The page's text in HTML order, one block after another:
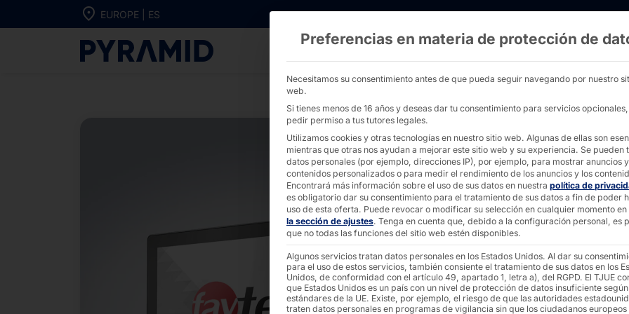
Ir directamente al contenido
EUROPE | ES
PC táctiles ARM S905D3 de 10" a 27" con marco de aluminio
PC
Tamaños de pantalla
10,1″, 15,6″, 21″, 24″,
Preferencias en materia de protección de
Necesitamos su consentimiento antes de que pueda seguir navegando por nuestro
web.
Si tienes menos de 16 años y deseas dar tu consentimiento para servicios
pedir permiso a tus tutores legales.
Utilizamos cookies y otras tecnologías en nuestro sitio web. Algunas de ellas son
mientras que otras nos ayudan a mejorar este sitio web y su experiencia. Se pueden
datos personales (por ejemplo, direcciones IP), por ejemplo, para mostrar anuncios y
contenidos personalizados o para medir el rendimiento de los anuncios y los
Encontrará más información sobre el uso de sus datos en nuestra política de
es obligatorio dar su consentimiento para el tratamiento de sus datos a fin de poder
uso de esta oferta. Puede revocar o modificar su selección en cualquier momento en
la sección de ajustes. Tenga en cuenta que, debido a la configuración personal, es
que no todas las funciones del sitio web estén disponibles.
Algunos servicios tratan datos personales en los Estados Unidos. Al dar su
para el uso de estos servicios, también consiente el tratamiento de sus datos en los
Unidos, de conformidad con el artículo 49, apartado 1, letra a), del RGPD. El TJUE
que Estados Unidos es un país con un nivel de protección de datos insuficiente
estándares de la UE. Existe, por ejemplo, el riesgo de que las autoridades
traten datos personales en programas de vigilancia sin que los ciudadanos